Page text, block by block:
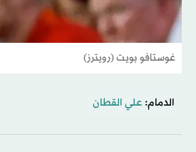
غوستافو بويت (رويترز)
الدمام: علي القطان